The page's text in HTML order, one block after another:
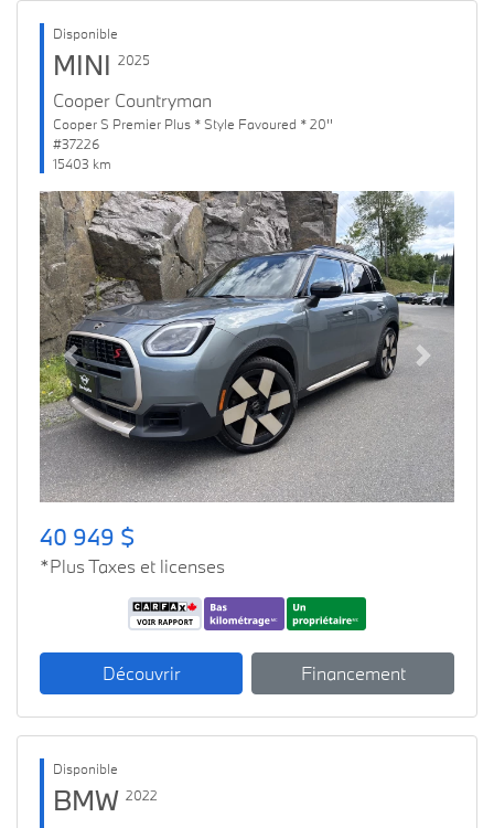
Disponible
MINI 2025
Cooper Countryman
Cooper S Premier Plus * Style Favoured * 20''
#37226
15403 km
Previous Next
40 949 $
*Plus Taxes et licenses
Découvrir Financement
Disponible
BMW 2022